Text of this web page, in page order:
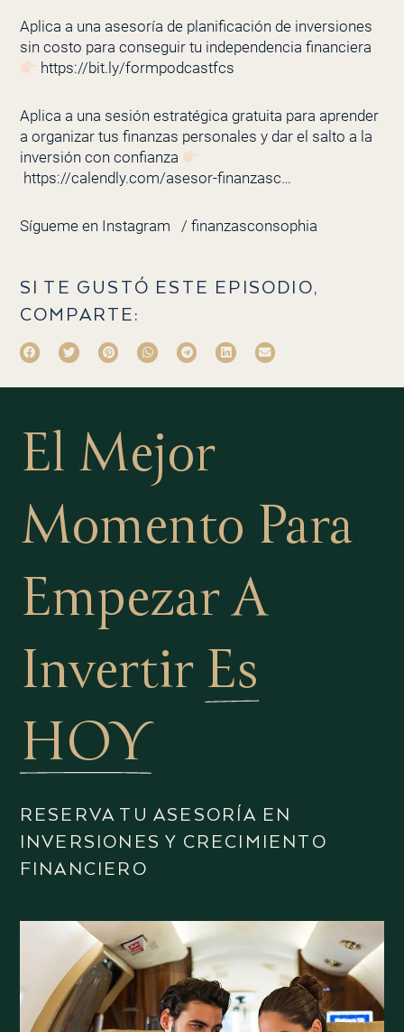
Aplica a una asesoría de planificación de inversiones
sin costo para conseguir tu independencia financiera
https://bit.ly/formpodcastfcs
Aplica a una sesión estratégica gratuita para aprender
a organizar tus finanzas personales y dar el salto a la
inversión con confianza
https://calendly.com/asesor-finanzasc…
Sígueme en Instagram / finanzasconsophia
SI TE GUSTÓ ESTE EPISODIO,
COMPARTE:
El Mejor
Momento Para
Empezar A
Invertir Es
HOY
RESERVA TU ASESORÍA EN
INVERSIONES Y CRECIMIENTO
FINANCIERO